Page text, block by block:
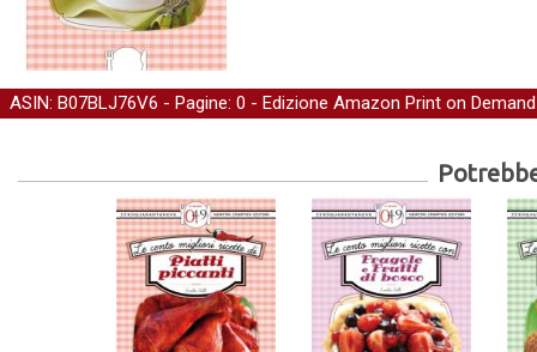
ASIN: B07BLJ76V6 - Pagine: 0 - Edizione Amazon Print on Demand